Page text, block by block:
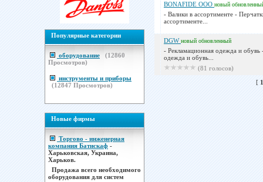
Популярные категории
оборудование (12860
Просмотров)
инструменты и приборы
(12847 Просмотров)
Новые фирмы
Торгово - инженерная
компания Батискаф -
Харьковская, Украина,
Харьков.
Продажа всего необходимого
оборудования для систем
BONAFIDE ООО новый
- Валики в ассортименте -
ассортименте...
DGWновый обновленный
- Рекламационная одежда и обувь
одежда и обувь...
(81 голосов)
[ 1